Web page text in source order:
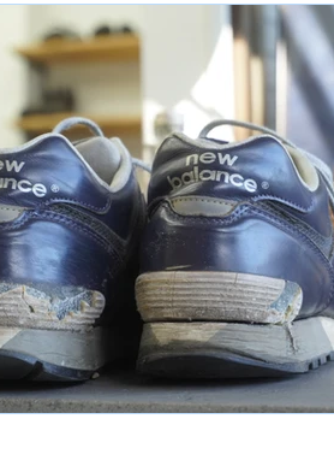
Christian louboutin allen
jimmy choo クリーニング•撥
edward green george cox
crockett&jones